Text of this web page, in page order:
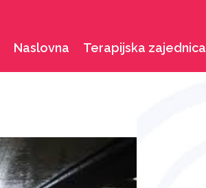
Naslovna Terapijska zajednica